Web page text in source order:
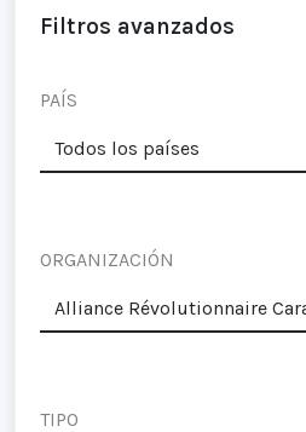
Filtros avanzados
PAÍS
ORGANIZACIÓN
TIPO